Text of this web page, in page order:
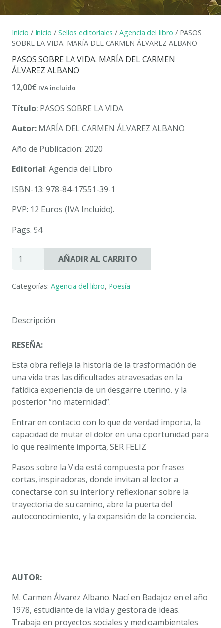
Inicio / Inicio / Sellos editoriales / Agencia del libro / PASOS
SOBRE LA VIDA. MARÍA DEL CARMEN ÁLVAREZ ALBANO
PASOS SOBRE LA VIDA. MARÍA DEL CARMEN
ÁLVAREZ ALBANO
12,00€ IVA incluido
Título: PASOS SOBRE LA VIDA
Autor: MARÍA DEL CARMEN ÁLVAREZ ALBANO
Año de Publicación: 2020
Editorial: Agencia del Libro
ISBN-13: 978-84-17551-39-1
PVP: 12 Euros (IVA Incluido).
Pags. 94
PASOS
VIDA.
DEL
CARMEN
ÁLVAREZ
cantidad
AÑADIR AL CARRITO
Categorías: Agencia del libro, Poesía
Descripción
RESEÑA:
Esta obra refleja la historia de la trasformación de
una vida tras las dificultades atravesadas en la
fatídica experiencia de un desgarre uterino, y la
posterior “no maternidad”.
Entrar en contacto con lo que de verdad importa, la
capacidad de mutar el dolor en una oportunidad para
lo que realmente importa, SER FELIZ
Pasos sobre la Vida está compuesta por frases
cortas, inspiradoras, donde invitan al lector a
conectarse con su interior y reflexionar sobre la
trayectoria de su camino, abre la puerta del
autoconocimiento, y la expansión de la conciencia.
AUTOR:
M. Carmen Álvarez Albano. Nací en Badajoz en el año
1978, estudiante de la vida y gestora de ideas.
Trabaja en proyectos sociales y medioambientales